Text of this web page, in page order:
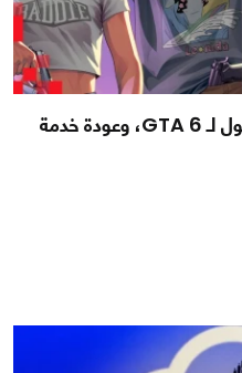
ملخص الأسبوع| استعراض مطول لـ GTA 6، وعودة خدمة